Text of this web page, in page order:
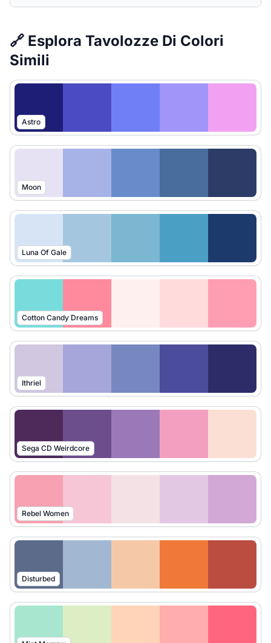
🔗 Esplora Tavolozze Di Colori
Simili
Astro
Moon
Luna Of Gale
Cotton Candy Dreams
Ithriel
Sega CD Weirdcore
Rebel Women
Disturbed